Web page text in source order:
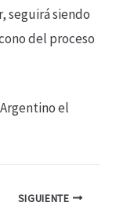
seguirá siendo
del proceso
el
SIGUIENTE